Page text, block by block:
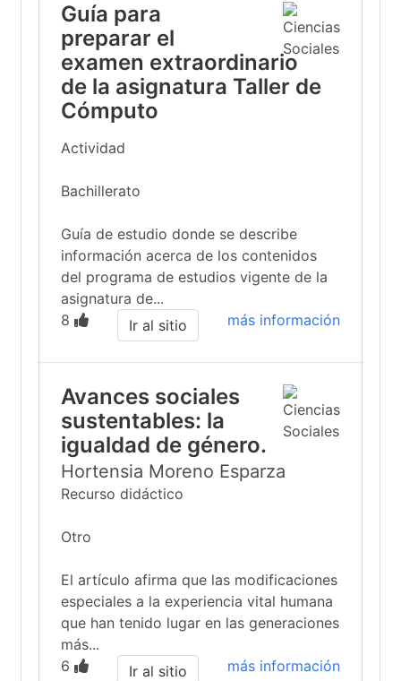
Guía para
preparar el
examen extraordinario
de la asignatura Taller de
Cómputo
Actividad
Bachillerato
Guía de estudio donde se describe
información acerca de los contenidos
del programa de estudios vigente de la
asignatura de...
8
más información
Ir al sitio
Avances sociales
sustentables: la
igualdad de género.
Hortensia Moreno Esparza
Recurso didáctico
Otro
El artículo afirma que las modificaciones
especiales a la experiencia vital humana
que han tenido lugar en las generaciones
más...
6
más información
Ir al sitio